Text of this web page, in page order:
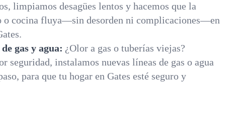
limpiamos desagües lentos y hacemos que la
o cocina fluya—sin desorden ni complicaciones—en
gas y agua: ¿Olor a gas o tuberías viejas?
seguridad, instalamos nuevas líneas de gas o agua
para que tu hogar en Gates esté seguro y